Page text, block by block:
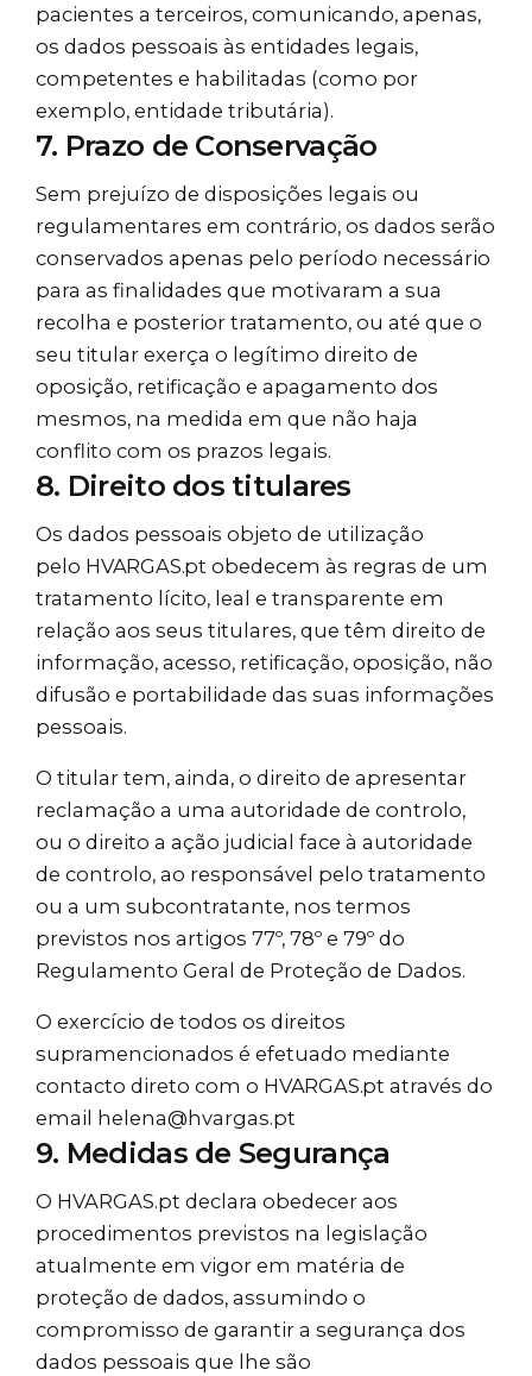
pacientes a terceiros, comunicando, apenas,
os dados pessoais às entidades legais,
competentes e habilitadas (como por
exemplo, entidade tributária).
7. Prazo de Conservação
Sem prejuízo de disposições legais ou
regulamentares em contrário, os dados serão
conservados apenas pelo período necessário
para as finalidades que motivaram a sua
recolha e posterior tratamento, ou até que o
seu titular exerça o legítimo direito de
oposição, retificação e apagamento dos
mesmos, na medida em que não haja
conflito com os prazos legais.
8. Direito dos titulares
Os dados pessoais objeto de utilização
pelo HVARGAS.pt obedecem às regras de um
tratamento lícito, leal e transparente em
relação aos seus titulares, que têm direito de
informação, acesso, retificação, oposição, não
difusão e portabilidade das suas informações
pessoais.
O titular tem, ainda, o direito de apresentar
reclamação a uma autoridade de controlo,
ou o direito a ação judicial face à autoridade
de controlo, ao responsável pelo tratamento
ou a um subcontratante, nos termos
previstos nos artigos 77º, 78º e 79º do
Regulamento Geral de Proteção de Dados.
O exercício de todos os direitos
supramencionados é efetuado mediante
contacto direto com o HVARGAS.pt através do
email helena@hvargas.pt
9. Medidas de Segurança
O HVARGAS.pt declara obedecer aos
procedimentos previstos na legislação
atualmente em vigor em matéria de
proteção de dados, assumindo o
compromisso de garantir a segurança dos
dados pessoais que lhe são